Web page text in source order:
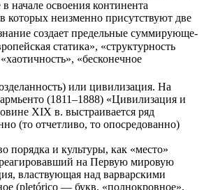
начале освоения континента
которых неизменно присутствуют две
создает предельные суммирующе-
статика», «структурность
«бесконечное
или цивилизация. На
(1811–1888) «Цивилизация и
XIX в. выстраивается ряд
(то отчетливо, то опосредованно)
и культуры, как «место»
на Первую мировую
властвующая над варварскими
(pletórico — букв. «полнокровное»,